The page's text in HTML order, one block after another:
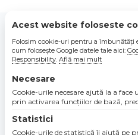
© 2026 Bebe Nou
Toate preturile sunt
sunt valabile in limita stocului
Acest website foloseste
Folosim cookie-uri pentru a îmbunătăți
cum folosește Google datele tale aici:
Responsibility. Află mai mult
Necesare
Cookie-urile necesare ajută la a face
prin activarea funcţiilor de bază,
Site-ul nu poate funcţiona
cookie-uri.
Statistici
Cookie-urile de statistică îi ajută pe